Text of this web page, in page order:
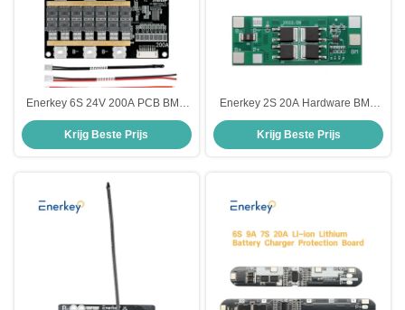
Enerkey 6S 24V 200A PCB BMS
Protection Board Voor 6 Pack
18650 Lifepo4 Batterijcel Voor
zonnelicht
Krijg Beste Prijs
Enerkey 2S 20A Hardware BMS
7.4V 8.4V 18650 Lithium Li-
ionbatterij BMS Oplader
Beschermingsbord
Krijg Beste Prijs